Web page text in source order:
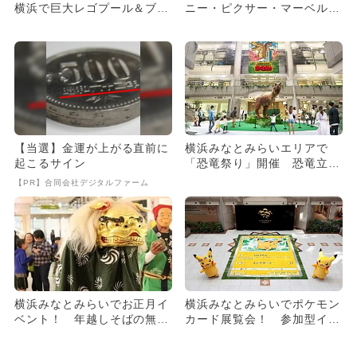
横浜で巨大レゴプール＆ブロ
ニー・ピクサー・マーベル・
【当選】金運が上がる直前に
起こるサイン
【PR】合同会社デジタルファーム
横浜みなとみらいエリアで
「恐竜祭り」開催 恐竜立像
プも
横浜みなとみらいでお正月イ
ベント！ 年越しそばの無料
横浜みなとみらいでポケモン
カード展覧会！ 参加型イベ